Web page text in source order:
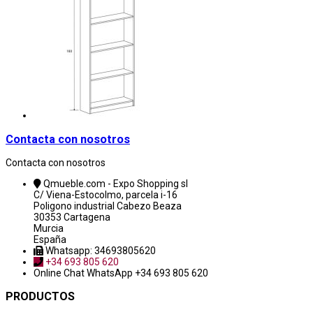
Contacta con nosotros
Contacta con nosotros
Qmueble.com - Expo Shopping sl
C/ Viena-Estocolmo, parcela i-16
Poligono industrial Cabezo Beaza
30353 Cartagena
Murcia
España
Whatsapp: 34693805620
+34 693 805 620
Online ChatWhatsApp +34 693 805 620
PRODUCTOS